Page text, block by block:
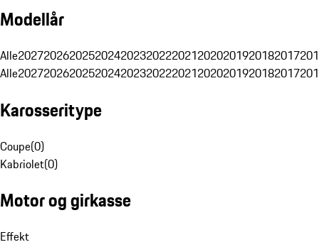
Modellår
Alle20272026202520242023202220212020201920182017
Alle20272026202520242023202220212020201920182017
Karosseritype
Coupe(0)
Kabriolet(0)
Motor og girkasse
Effekt